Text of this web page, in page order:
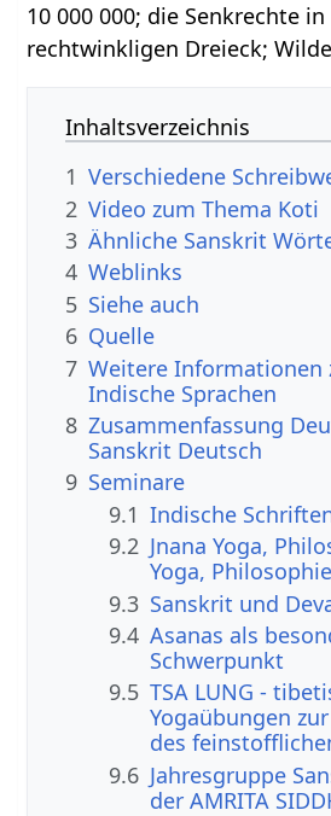
10 000 000; die Senkrechte
rechtwinkligen Dreieck;
Inhaltsverzeichnis
1 Verschiedene
2 Video zum Thema Koti
3 Ähnliche Sanskrit
4 Weblinks
5 Siehe auch
6 Quelle
7 Weitere Informationen
Indische Sprachen
8 Zusammenfassung
Sanskrit Deutsch
9 Seminare
9.1 Indische
9.2 Jnana Yoga,
Yoga, Philosophie
9.3 Sanskrit und
9.4 Asanas als
Schwerpunkt
9.5 TSA LUNG -
Yogaübungen
des
9.6 Jahresgruppe
der AMRITA